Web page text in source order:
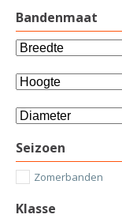
Bandenmaat
Seizoen
Zomerbanden
Klasse